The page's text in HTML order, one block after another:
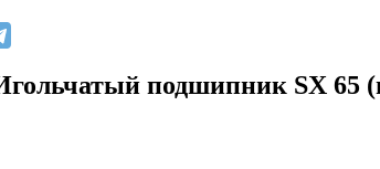
подшипник SX 65